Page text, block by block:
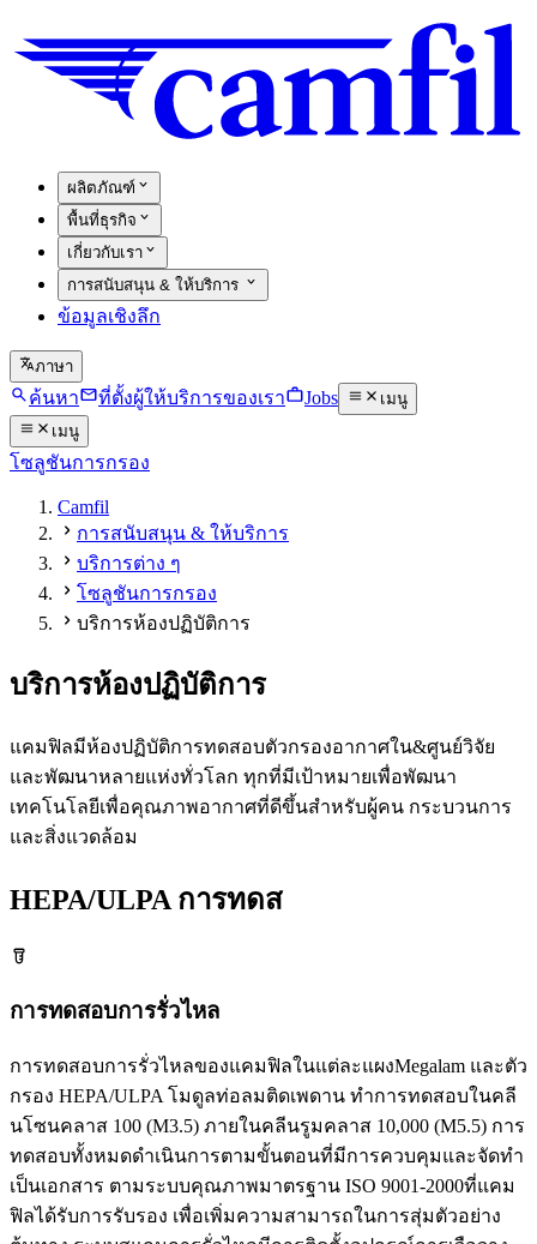
ผลิตภัณฑ์
พื้นที่ธุรกิจ
เกี่ยวกับเรา
การสนับสนุน & ให้บริการ
ข้อมูลเชิงลึก
ภาษา
ค้นหา ที่ตั้งผู้ให้บริการของเรา Jobs
เมนู
เมนู
โซลูชันการกรอง
Camfil
การสนับสนุน & ให้บริการ
บริการต่าง ๆ
โซลูชันการกรอง
บริการห้องปฏิบัติการ
บริการห้องปฏิบัติการ
แคมฟิลมีห้องปฏิบัติการทดสอบตัวกรองอากาศใน&ศูนย์วิจัย
และพัฒนาหลายแห่งทั่วโลก ทุกที่มีเป้าหมายเพื่อพัฒนา
เทคโนโลยีเพื่อคุณภาพอากาศที่ดีขึ้นสำหรับผู้คน กระบวนการ
และสิ่งแวดล้อม
HEPA/ULPA การทดส
การทดสอบการรั่วไหล
การทดสอบการรั่วไหลของแคมฟิลในแต่ละแผงMegalam และตัว
กรอง HEPA/ULPA โมดูลท่อลมติดเพดาน ทำการทดสอบในคลี
นโซนคลาส 100 (M3.5) ภายในคลีนรูมคลาส 10,000 (M5.5) การ
ทดสอบทั้งหมดดำเนินการตามขั้นตอนที่มีการควบคุมและจัดทำ
เป็นเอกสาร ตามระบบคุณภาพมาตรฐาน ISO 9001-2000ที่แคม
ฟิลได้รับการรับรอง เพื่อเพิ่มความสามารถในการสุ่มตัวอย่าง